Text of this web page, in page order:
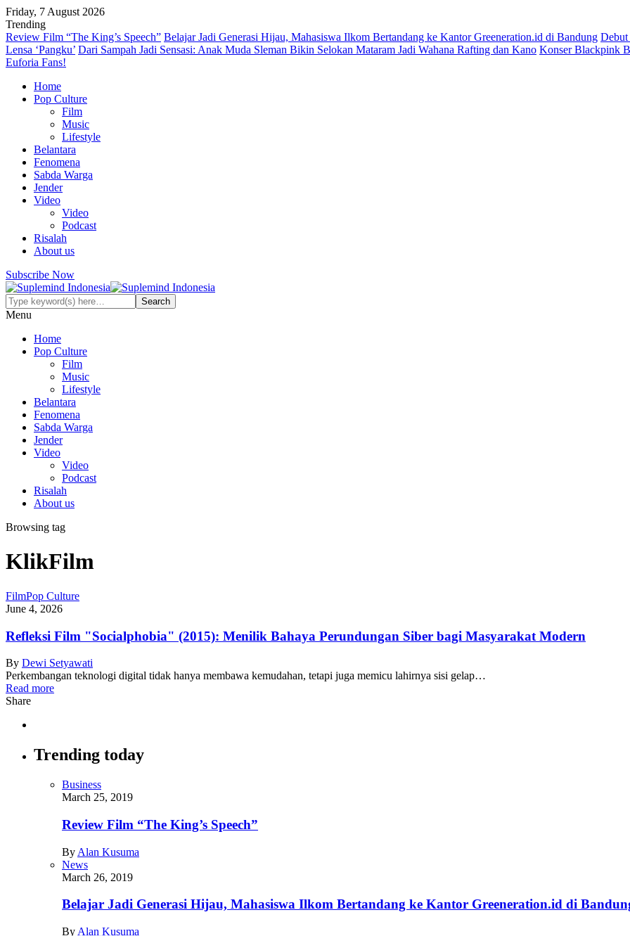
Friday, 7 August 2026
Trending
Review Film “The King’s Speech” Belajar Jadi Generasi Hijau, Mahasiswa Ilkom Bertandang ke Kantor Greeneration.id di Bandung Debut
Lensa ‘Pangku’ Dari Sampah Jadi Sensasi: Anak Muda Sleman Bikin Selokan Mataram Jadi Wahana Rafting dan Kano Konser Blackpink
Euforia Fans!
Home
Pop Culture
Film
Music
Lifestyle
Belantara
Fenomena
Sabda Warga
Jender
Video
Video
Podcast
Risalah
About us
Subscribe Now
Menu
Home
Pop Culture
Film
Music
Lifestyle
Belantara
Fenomena
Sabda Warga
Jender
Video
Video
Podcast
Risalah
About us
Browsing tag
KlikFilm
FilmPop Culture
June 4, 2026
Refleksi Film "Socialphobia" (2015): Menilik Bahaya Perundungan Siber bagi Masyarakat Modern
By Dewi Setyawati
Perkembangan teknologi digital tidak hanya membawa kemudahan, tetapi juga memicu lahirnya sisi gelap…
Read more
Share
Trending today
Business
March 25, 2019
Review Film “The King’s Speech”
By Alan Kusuma
News
March 26, 2019
Belajar Jadi Generasi Hijau, Mahasiswa Ilkom Bertandang ke Kantor Greeneration.id di
By Alan Kusuma